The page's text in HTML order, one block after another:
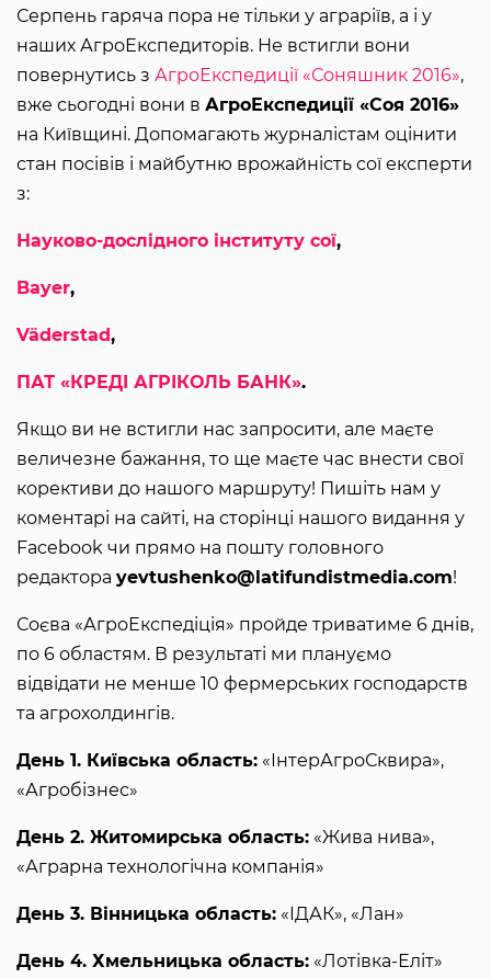
Серпень гаряча пора не тільки у аграріїв, а і у
наших АгроЕкспедиторів. Не встигли вони
повернутись з АгроЕкспедиції «Соняшник 2016»,
вже сьогодні вони в АгроЕкспедиції «Соя 2016»
на Київщині. Допомагають журналістам оцінити
стан посівів і майбутню врожайність сої експерти
з:
Науково-дослідного інституту сої,
Bayer,
Väderstad,
ПАТ «КРЕДІ АГРІКОЛЬ БАНК».
Якщо ви не встигли нас запросити, але маєте
величезне бажання, то ще маєте час внести свої
корективи до нашого маршруту! Пишіть нам у
коментарі на сайті, на сторінці нашого видання у
Facebook чи прямо на пошту головного
редактора yevtushenko@latifundistmedia.com!
Соєва «АгроЕкспедіція» пройде триватиме 6 днів,
по 6 областям. В результаті ми плануємо
відвідати не менше 10 фермерських господарств
та агрохолдингів.
День 1. Київська область: «ІнтерАгроСквира»,
«Агробізнес»
День 2. Житомирська область: «Жива нива»,
«Аграрна технологічна компанія»
День 3. Вінницька область: «ІДАК», «Лан»
День 4. Хмельницька область: «Лотівка-Еліт»